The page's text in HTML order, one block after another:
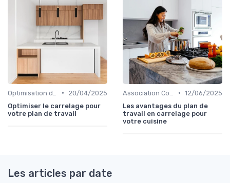
•
20/04/2025
Optimiser le carrelage pour
votre plan de travail
• 12/06/2025
Les avantages du plan de
travail en carrelage pour
votre cuisine
Les articles par date